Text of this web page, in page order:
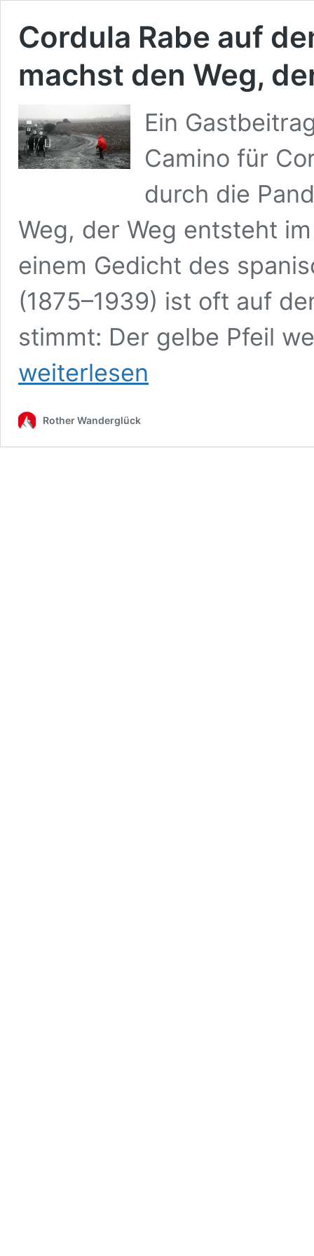
Cordula Rabe auf
machst den Weg,
Ein
Camino für
durch die
Weg, der Weg entsteht
einem Gedicht des
(1875–1939) ist oft auf
stimmt: Der gelbe Pfeil
weiterlesen
Rother Wanderglück